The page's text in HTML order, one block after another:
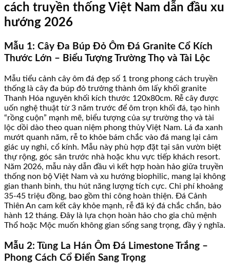
cách truyền thống Việt Nam dẫn đầu xu
hướng 2026
Mẫu 1: Cây Đa Búp Đỏ Ôm Đá Granite Cổ Kích
Thước Lớn – Biểu Tượng Trường Thọ và Tài Lộc
Mẫu tiểu cảnh cây ôm đá đẹp số 1 trong phong cách truyền
thống là cây đa búp đỏ trưởng thành ôm lấy khối granite
Thanh Hóa nguyên khối kích thước 120x80cm. Rễ cây được
uốn nghệ thuật từ 3 năm trước để ôm trọn khối đá, tạo hình
“rồng cuộn” mạnh mẽ, biểu tượng của sự trường thọ và tài
lộc dồi dào theo quan niệm phong thủy Việt Nam. Lá đa xanh
mướt quanh năm, rễ to khỏe bám chắc vào đá mang lại cảm
giác uy nghi, cổ kính. Mẫu này phù hợp đặt tại sân vườn biệt
thự rộng, góc sân trước nhà hoặc khu vực tiếp khách resort.
Năm 2026, mẫu này dẫn đầu vì kết hợp hoàn hảo giữa truyền
thống non bộ Việt Nam và xu hướng biophilic, mang lại không
gian thanh bình, thu hút năng lượng tích cực. Chi phí khoảng
35-45 triệu đồng, bao gồm thi công hoàn thiện. Đá Cảnh
Thiên An cam kết cây khỏe mạnh, rễ đã ký đá chắc chắn, bảo
hành 12 tháng. Đây là lựa chọn hoàn hảo cho gia chủ mệnh
Thổ hoặc Mộc muốn không gian sống sang trọng, đầy ý nghĩa.
Mẫu 2: Tùng La Hán Ôm Đá Limestone Trắng –
Phong Cách Cổ Điển Sang Trọng